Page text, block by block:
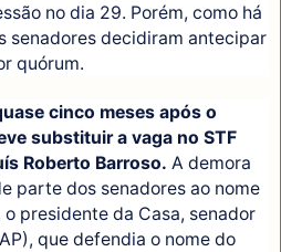
no dia 29. Porém, como há
senadores decidiram antecipar
quórum.
cinco meses após o
substituir a vaga no STF
Roberto Barroso. A demora
parte dos senadores ao nome
presidente da Casa, senador
que defendia o nome do